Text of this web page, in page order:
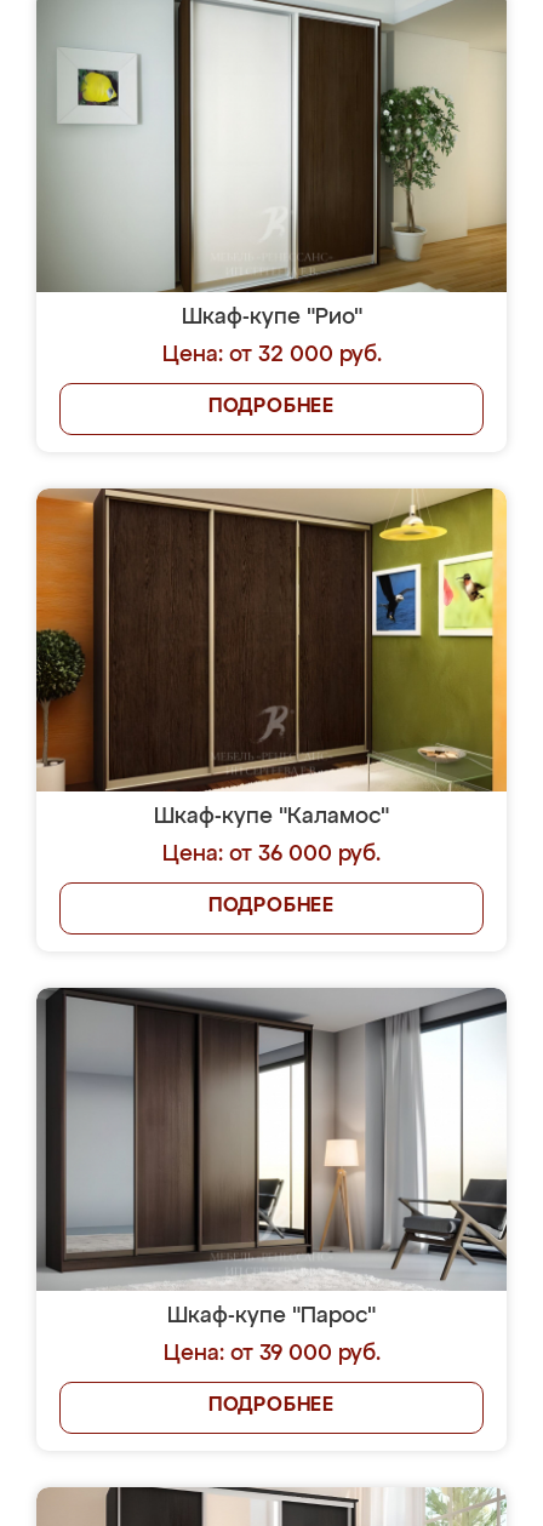
Шкаф-купе "Рио"
Цена: от 32 000 руб.
ПОДРОБНЕЕ
Шкаф-купе "Каламос"
Цена: от 36 000 руб.
ПОДРОБНЕЕ
Шкаф-купе "Парос"
Цена: от 39 000 руб.
ПОДРОБНЕЕ